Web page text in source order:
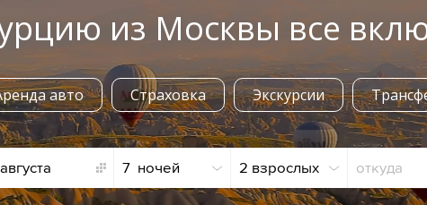
из Москвы все
авто Страховка Экскурсии
7  ночей 2 взрослых